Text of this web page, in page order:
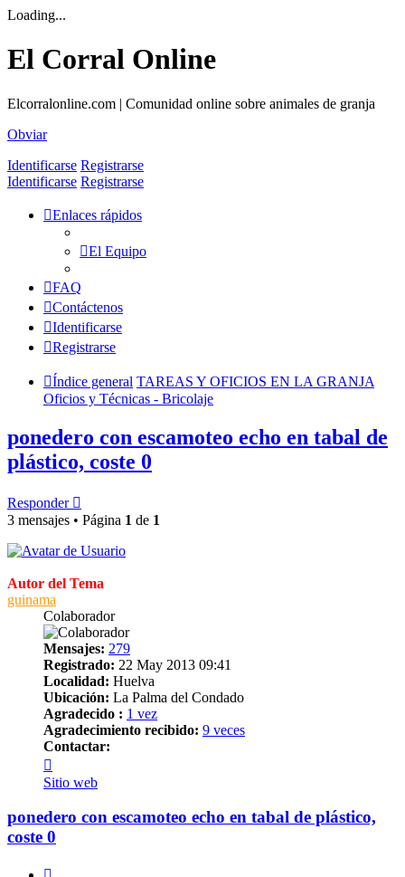
Loading...
El Corral Online
Elcorralonline.com | Comunidad online sobre animales de granja
Obviar
Identificarse Registrarse
Identificarse Registrarse
Enlaces rápidos
El Equipo
FAQ
Contáctenos
Identificarse
Registrarse
Índice general TAREAS Y OFICIOS EN LA GRANJA
Oficios y Técnicas - Bricolaje
ponedero con escamoteo echo en tabal de
plástico, coste 0
Responder
3 mensajes • Página 1 de 1
Autor del Tema
guinama
Colaborador
Mensajes: 279
Registrado: 22 May 2013 09:41
Localidad: Huelva
Ubicación: La Palma del Condado
Agradecido : 1 vez
Agradecimiento recibido: 9 veces
Contactar:
guinama
Sitio web
ponedero con escamoteo echo en tabal de plástico,
coste 0